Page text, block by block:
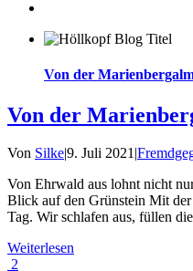
Von der
Von der
Von Silke|9. Juli 2021|
Von Ehrwald aus lohnt nicht
Blick auf den Grünstein Mit
Tag. Wir schlafen aus, füllen
Weiterlesen
2